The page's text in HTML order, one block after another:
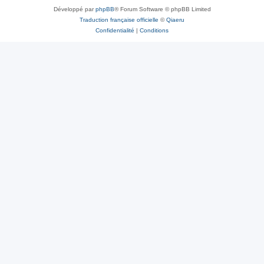
Développé parphpBB® Forum Software © phpBB Limited
Traduction française officielle ©Qiaeru
Confidentialité | Conditions